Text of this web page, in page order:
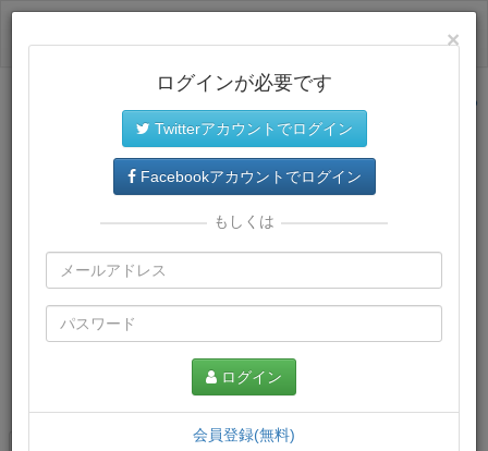
サイトトップに戻る
×
ログインが必要です
Twitterアカウントでログイン
Facebookアカウントでログイン
もしくは
ログイン
会員登録(無料)